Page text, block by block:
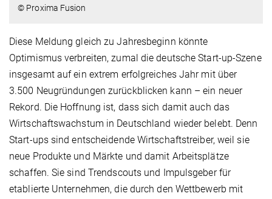
© Proxima Fusion
Diese Meldung gleich zu Jahresbeginn könnte
Optimismus verbreiten, zumal die deutsche Start-up-Szene
insgesamt auf ein extrem erfolgreiches Jahr mit über
3.500 Neugründungen zurückblicken kann – ein neuer
Rekord. Die Hoffnung ist, dass sich damit auch das
Wirtschaftswachstum in Deutschland wieder belebt. Denn
Start-ups sind entscheidende Wirtschaftstreiber, weil sie
neue Produkte und Märkte und damit Arbeitsplätze
schaffen. Sie sind Trendscouts und Impulsgeber für
etablierte Unternehmen, die durch den Wettbewerb mit